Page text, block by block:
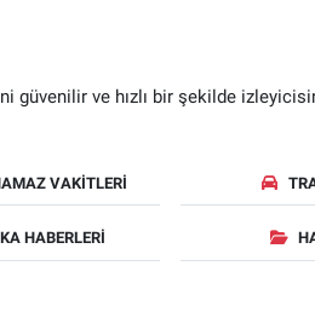
güvenilir ve hızlı bir şekilde
VAKITLERI
HABERLERI